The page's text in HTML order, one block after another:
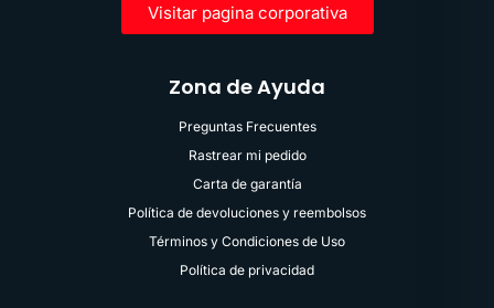
Visitar pagina corporativa
Zona de Ayuda
Preguntas Frecuentes
Rastrear mi pedido
Carta de garantía
Política de devoluciones y reembolsos
Términos y Condiciones de Uso
Política de privacidad